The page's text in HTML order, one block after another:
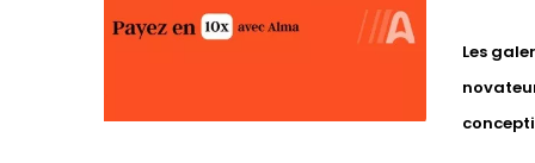
Les